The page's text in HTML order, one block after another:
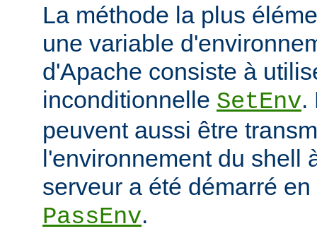
La méthode la plus
une variable
d'Apache consiste à
inconditionnelle SetEnv.
peuvent aussi être
l'environnement du shell
serveur a été démarré
PassEnv.